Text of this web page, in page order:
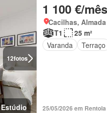
12fotos
Estúdio
1 100 €/mês
Cacilhas, Almada
T1
25 m²
Varanda
Terraço
25/05/2026 em Rentola